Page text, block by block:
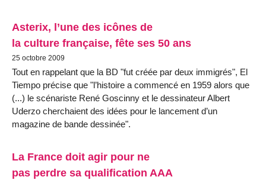
Asterix, l’une des icônes de
la culture française, fête ses 50 ans
25 octobre 2009
Tout en rappelant que la BD "fut créée par deux immigrés", El
Tiempo précise que "l’histoire a commencé en 1959 alors que
(...) le scénariste René Goscinny et le dessinateur Albert
Uderzo cherchaient des idées pour le lancement d’un
magazine de bande dessinée".
La France doit agir pour ne
pas perdre sa qualification AAA